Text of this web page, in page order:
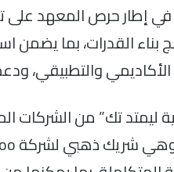
إطار حرص المعهد على
بناء القدرات، بما يضمن
الأكاديمي والتطبيقي،
ليمتد تك” من